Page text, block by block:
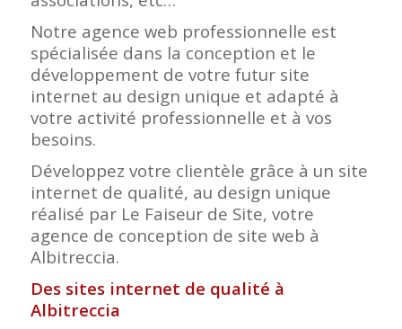
Notre agence web professionnelle est
spécialisée dans la conception et le
développement de votre futur site
internet au design unique et adapté à
votre activité professionnelle et à vos
besoins.
Développez votre clientèle grâce à un site
internet de qualité, au design unique
réalisé par Le Faiseur de Site, votre
agence de conception de site web à
Albitreccia.
Des sites internet de qualité à
Albitreccia